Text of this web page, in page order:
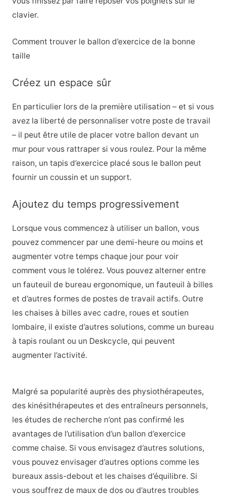
clavier.
Comment trouver le ballon d’exercice de la bonne
taille
Créez un espace sûr
En particulier lors de la première utilisation – et si vous
avez la liberté de personnaliser votre poste de travail
– il peut être utile de placer votre ballon devant un
mur pour vous rattraper si vous roulez. Pour la même
raison, un tapis d’exercice placé sous le ballon peut
fournir un coussin et un support.
Ajoutez du temps progressivement
Lorsque vous commencez à utiliser un ballon, vous
pouvez commencer par une demi-heure ou moins et
augmenter votre temps chaque jour pour voir
comment vous le tolérez. Vous pouvez alterner entre
un fauteuil de bureau ergonomique, un fauteuil à billes
et d’autres formes de postes de travail actifs. Outre
les chaises à billes avec cadre, roues et soutien
lombaire, il existe d’autres solutions, comme un bureau
à tapis roulant ou un Deskcycle, qui peuvent
augmenter l’activité.
Malgré sa popularité auprès des physiothérapeutes,
des kinésithérapeutes et des entraîneurs personnels,
les études de recherche n’ont pas confirmé les
avantages de l’utilisation d’un ballon d’exercice
comme chaise. Si vous envisagez d’autres solutions,
vous pouvez envisager d’autres options comme les
bureaux assis-debout et les chaises d’équilibre. Si
vous souffrez de maux de dos ou d’autres troubles